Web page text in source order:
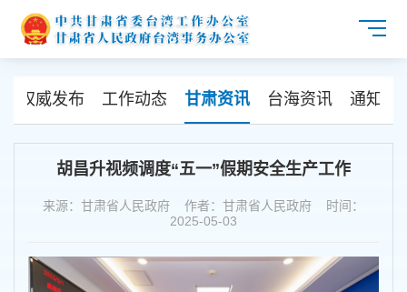
权威发布 工作动态 甘肃资讯 台海资讯 通知公
胡昌升视频调度“五一”假期安全生产工作
来源：甘肃省人民政府 作者：甘肃省人民政府 时间：
2025-05-03